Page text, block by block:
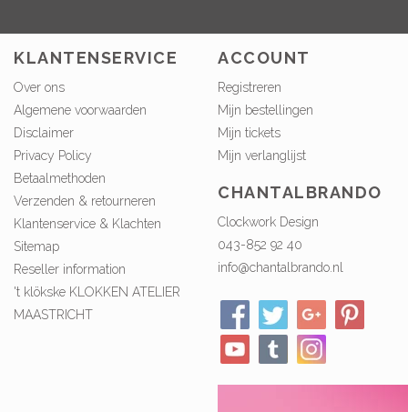
KLANTENSERVICE
Over ons
Algemene voorwaarden
Disclaimer
Privacy Policy
Betaalmethoden
Verzenden & retourneren
Klantenservice & Klachten
Sitemap
Reseller information
't klökske KLOKKEN ATELIER
MAASTRICHT
ACCOUNT
Registreren
Mijn bestellingen
Mijn tickets
Mijn verlanglijst
CHANTALBRANDO
Clockwork Design
043-852 92 40
info@chantalbrando.nl